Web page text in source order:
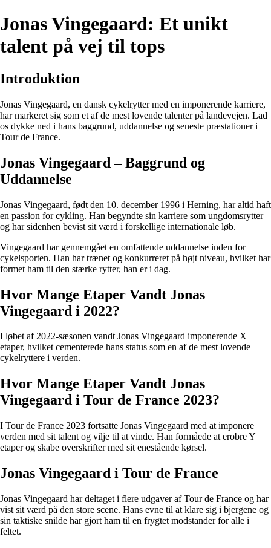
Jonas Vingegaard: Et unikt
talent på vej til tops
Introduktion
Jonas Vingegaard, en dansk cykelrytter med en imponerende karriere,
har markeret sig som et af de mest lovende talenter på landevejen. Lad
os dykke ned i hans baggrund, uddannelse og seneste præstationer i
Tour de France.
Jonas Vingegaard – Baggrund og
Uddannelse
Jonas Vingegaard, født den 10. december 1996 i Herning, har altid haft
en passion for cykling. Han begyndte sin karriere som ungdomsrytter
og har sidenhen bevist sit værd i forskellige internationale løb.
Vingegaard har gennemgået en omfattende uddannelse inden for
cykelsporten. Han har trænet og konkurreret på højt niveau, hvilket har
formet ham til den stærke rytter, han er i dag.
Hvor Mange Etaper Vandt Jonas
Vingegaard i 2022?
I løbet af 2022-sæsonen vandt Jonas Vingegaard imponerende X
etaper, hvilket cementerede hans status som en af de mest lovende
cykelryttere i verden.
Hvor Mange Etaper Vandt Jonas
Vingegaard i Tour de France 2023?
I Tour de France 2023 fortsatte Jonas Vingegaard med at imponere
verden med sit talent og vilje til at vinde. Han formåede at erobre Y
etaper og skabe overskrifter med sit enestående kørsel.
Jonas Vingegaard i Tour de France
Jonas Vingegaard har deltaget i flere udgaver af Tour de France og har
vist sit værd på den store scene. Hans evne til at klare sig i bjergene og
sin taktiske snilde har gjort ham til en frygtet modstander for alle i
feltet.